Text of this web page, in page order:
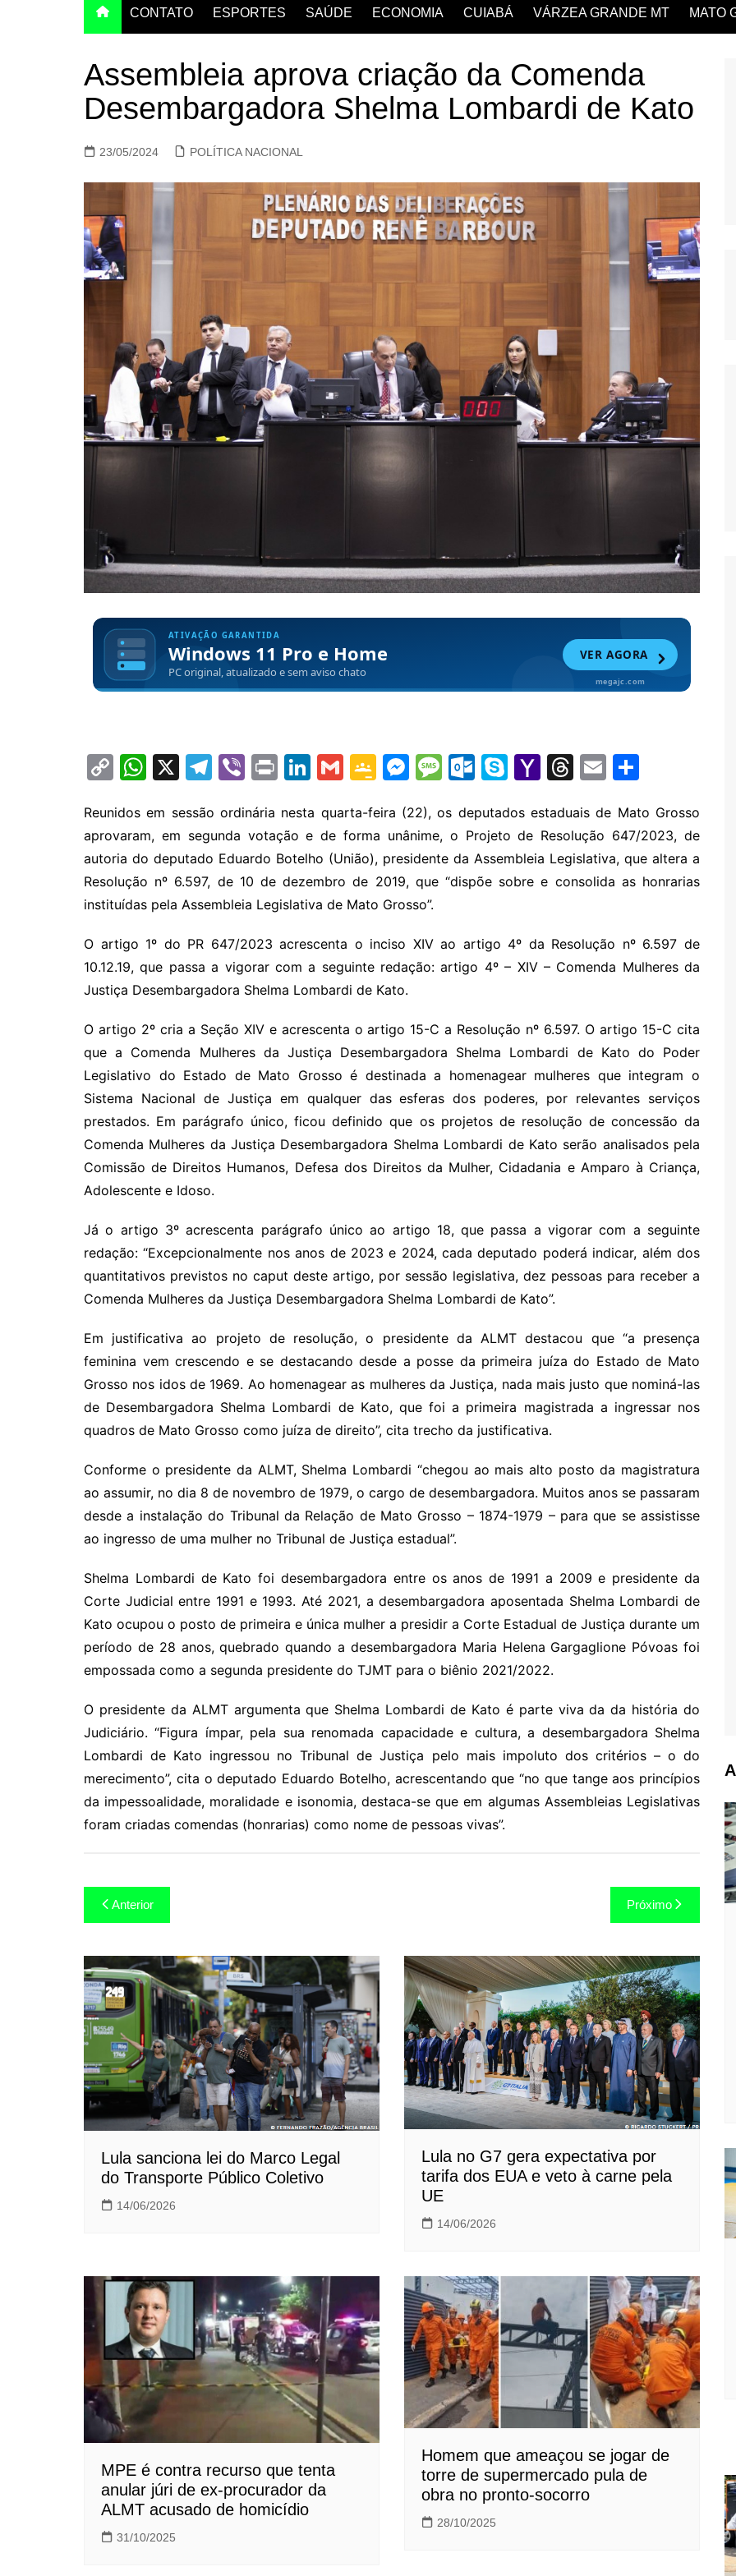
CONTATO ESPORTES SAÚDE ECONOMIA CUIABÁ VÁRZEA GRANDE MT MATO
Assembleia aprova criação da Comenda
Desembargadora Shelma Lombardi de Kato
23/05/2024 POLÍTICA NACIONAL
C
p
y
Li
n
W
at
s
A
p
X
T
e
gr
a
m
Vi
er
Pr
t
Li
k
e
dI
n
G
ai
l
G
o
gl
e
Cl
s
sr
o
o
m
M
s
s
e
n
er
M
s
s
a
g
O
lo
o
k.
c
m
S
y
p
e
Y
h
o
o
M
l
T
e
a
d
s
E
ai ar
e
Reunidos em sessão ordinária nesta quarta-feira (22), os deputados estaduais de Mato Grosso
aprovaram, em segunda votação e de forma unânime, o Projeto de Resolução 647/2023, de
autoria do deputado Eduardo Botelho (União), presidente da Assembleia Legislativa, que altera a
Resolução nº 6.597, de 10 de dezembro de 2019, que “dispõe sobre e consolida as honrarias
instituídas pela Assembleia Legislativa de Mato Grosso”.
O artigo 1º do PR 647/2023 acrescenta o inciso XIV ao artigo 4º da Resolução nº 6.597 de
10.12.19, que passa a vigorar com a seguinte redação: artigo 4º – XIV – Comenda Mulheres da
Justiça Desembargadora Shelma Lombardi de Kato.
O artigo 2º cria a Seção XIV e acrescenta o artigo 15-C a Resolução nº 6.597. O artigo 15-C cita
que a Comenda Mulheres da Justiça Desembargadora Shelma Lombardi de Kato do Poder
Legislativo do Estado de Mato Grosso é destinada a homenagear mulheres que integram o
Sistema Nacional de Justiça em qualquer das esferas dos poderes, por relevantes serviços
prestados. Em parágrafo único, ficou definido que os projetos de resolução de concessão da
Comenda Mulheres da Justiça Desembargadora Shelma Lombardi de Kato serão analisados pela
Comissão de Direitos Humanos, Defesa dos Direitos da Mulher, Cidadania e Amparo à Criança,
Adolescente e Idoso.
Já o artigo 3º acrescenta parágrafo único ao artigo 18, que passa a vigorar com a seguinte
redação: “Excepcionalmente nos anos de 2023 e 2024, cada deputado poderá indicar, além dos
quantitativos previstos no caput deste artigo, por sessão legislativa, dez pessoas para receber a
Comenda Mulheres da Justiça Desembargadora Shelma Lombardi de Kato”.
Em justificativa ao projeto de resolução, o presidente da ALMT destacou que “a presença
feminina vem crescendo e se destacando desde a posse da primeira juíza do Estado de Mato
Grosso nos idos de 1969. Ao homenagear as mulheres da Justiça, nada mais justo que nominá-las
de Desembargadora Shelma Lombardi de Kato, que foi a primeira magistrada a ingressar nos
quadros de Mato Grosso como juíza de direito”, cita trecho da justificativa.
Conforme o presidente da ALMT, Shelma Lombardi “chegou ao mais alto posto da magistratura
ao assumir, no dia 8 de novembro de 1979, o cargo de desembargadora. Muitos anos se passaram
desde a instalação do Tribunal da Relação de Mato Grosso – 1874-1979 – para que se assistisse
ao ingresso de uma mulher no Tribunal de Justiça estadual”.
Shelma Lombardi de Kato foi desembargadora entre os anos de 1991 a 2009 e presidente da
Corte Judicial entre 1991 e 1993. Até 2021, a desembargadora aposentada Shelma Lombardi de
Kato ocupou o posto de primeira e única mulher a presidir a Corte Estadual de Justiça durante um
período de 28 anos, quebrado quando a desembargadora Maria Helena Gargaglione Póvoas foi
empossada como a segunda presidente do TJMT para o biênio 2021/2022.
O presidente da ALMT argumenta que Shelma Lombardi de Kato é parte viva da da história do
Judiciário. “Figura ímpar, pela sua renomada capacidade e cultura, a desembargadora Shelma
Lombardi de Kato ingressou no Tribunal de Justiça pelo mais impoluto dos critérios – o do
merecimento”, cita o deputado Eduardo Botelho, acrescentando que “no que tange aos princípios
da impessoalidade, moralidade e isonomia, destaca-se que em algumas Assembleias Legislativas
foram criadas comendas (honrarias) como nome de pessoas vivas”.
Navegação
de
Post
Anterior Próximo
Lula sanciona lei do Marco Legal
do Transporte Público Coletivo
14/06/2026
Lula no G7 gera expectativa por
tarifa dos EUA e veto à carne pela
UE
14/06/2026
MPE é contra recurso que tenta
anular júri de ex-procurador da
ALMT acusado de homicídio
31/10/2025
Homem que ameaçou se jogar de
torre de supermercado pula de
obra no pronto-socorro
28/10/2025